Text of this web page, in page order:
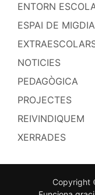
ENTORN
ESPAI DE MIGDIA
NOTICIES
PEDAGÒGICA
PROJECTES
REIVINDIQUEM
XERRADES
Copyright